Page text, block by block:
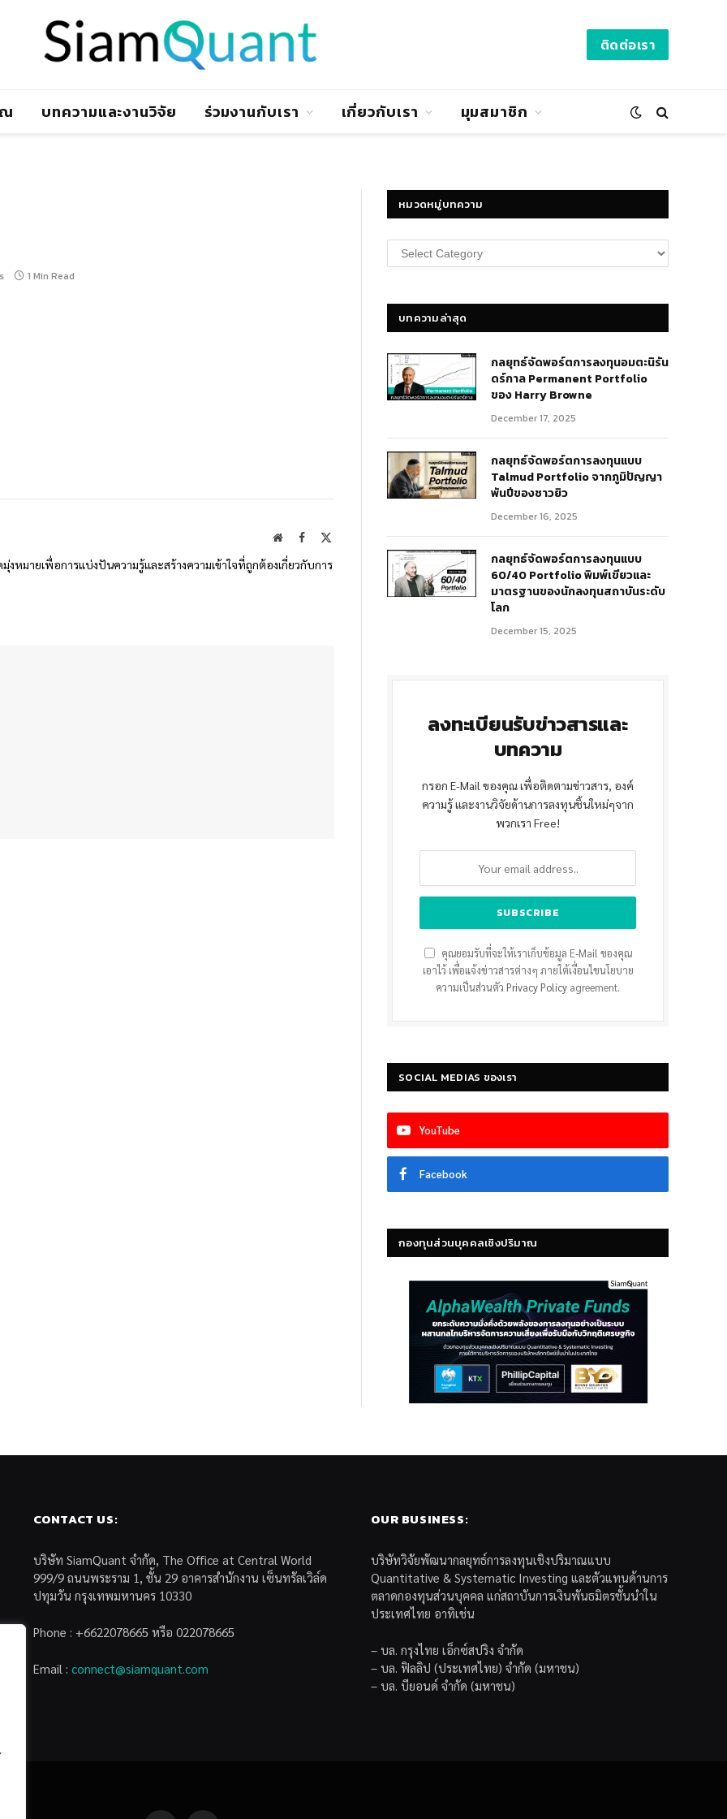
ติดต่อเรา
บทความและงานวิจัย ร่วมงานกับเรา เกี่ยวกับเรา มุมสมาชิก
1 Min Read
WebsiteFacebook
งหมายเพื่อการแบ่งปันความรู้และสร้างความเข้าใจที่ถูกต้องเกี่ยวกับการ
หมวดหมู่บทความ
หมวด
หมู่
บทความล่าสุด
กลยุทธ์​จัดพอร์ตการลงทุนอมตะนิรัน
ดร์กาล Permanent Portfolio
ของ Harry Browne
December 17, 2025
กลยุทธ์จัดพอร์ตการลงทุนแบบ
Talmud Portfolio จากภูมิปัญญา
พันปีของชาวยิว
December 16, 2025
กลยุทธ์จัดพอร์ตการลงทุนแบบ
60/40 Portfolio พิมพ์เขียวและ
มาตรฐานของนักลงทุนสถาบันระดับ
โลก
December 15, 2025
ลงทะเบียนรับข่าวสารและ
บทความ
กรอก E-Mail ของคุณ เพื่อติดตามข่าวสาร, องค์
ความรู้ และงานวิจัยด้านการลงทุนชิ้นใหม่ๆจาก
พวกเรา Free!
คุณยอมรับที่จะให้เราเก็บข้อมูล E-Mail ของคุณ
เอาไว้ เพื่อแจ้งข่าวสารต่างๆ ภายใต้เงื่อนไขนโยบาย
ความเป็นส่วนตัว Privacy Policy agreement.
SOCIAL MEDIAS ของเรา
YouTube
Facebook
กองทุนส่วนบุคคลเชิงปริมาณ
CONTACT US:
บริษัท SiamQuant จำกัด, The Office at Central World
999/9 ถนนพระราม 1, ชั้น 29 อาคารสำนักงาน เซ็นทรัลเวิล์ด
ปทุมวัน กรุงเทพมหานคร 10330
Phone : +6622078665 หรือ 022078665
Email : connect@siamquant.com
OUR BUSINESS:
บริษัทวิจัยพัฒนากลยุทธ์การลงทุนเชิงปริมาณแบบ
Quantitative & Systematic Investing และตัวแทนด้านการ
ตลาดกองทุนส่วนบุคคล แก่สถาบันการเงินพันธมิตรชั้นนำใน
ประเทศไทย อาทิเช่น
– บล. กรุงไทย เอ็กซ์สปริง จำกัด
– บล. ฟิลลิป (ประเทศไทย) จำกัด (มหาชน)
– บล. บียอนด์ จำกัด (มหาชน)